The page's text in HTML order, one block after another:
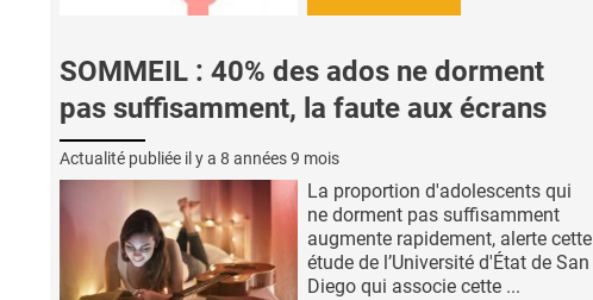
SOMMEIL : 40% des ados ne dorment
pas suffisamment, la faute aux écrans
Actualité publiée il y a 8 années 9 mois
La proportion d'adolescents qui
ne dorment pas suffisamment
augmente rapidement, alerte cette
étude de l’Université d'État de San
Diego qui associe cette ...